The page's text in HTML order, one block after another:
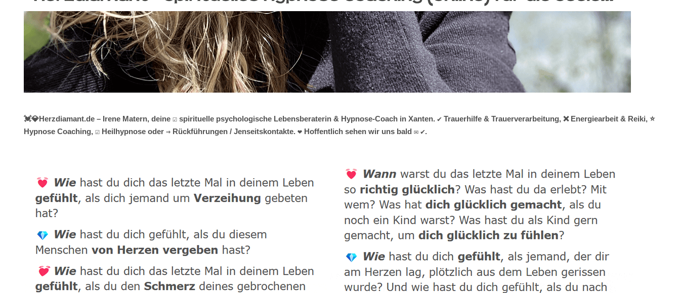
💓️💎Herzdiamant.de – Irene Matern, deine ☑️ spirituelle psychologische Lebensberaterin & Hypnose-Coach in Xanten. ✔️ Trauerhilfe & Trauerverarbeitung, ❌ Energiearbeit & Reiki, ⭐
Hypnose Coaching, ☑️ Heilhypnose oder ⇒ Rückführungen / Jenseitskontakte. ❤ Hoffentlich sehen wir uns bald ✉ ✔.